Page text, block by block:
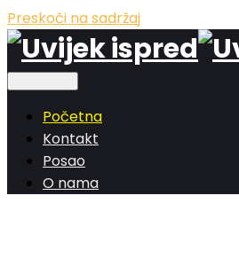
Preskoči na sadržaj
Početna
Kontakt
Posao
O nama